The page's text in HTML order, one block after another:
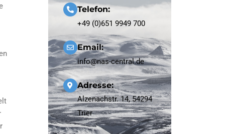
+49 (0)651 9949 700
Telefon:
info@nas-central.de
Email:
Alzenachstr. 14, 54294
Trier
Adresse: